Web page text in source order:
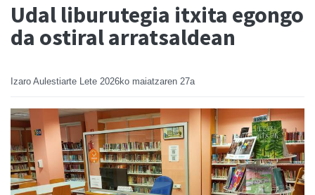
Udal liburutegia itxita egongo
da ostiral arratsaldean
Izaro Aulestiarte Lete 2026ko maiatzaren 27a